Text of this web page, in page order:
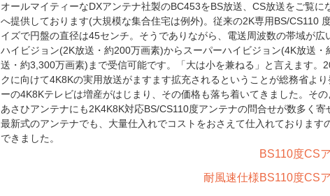
オールマイティーなDXアンテナ社製のBC453をBS放送、CS放送をご覧に
へ提供しております(大規模な集合住宅は例外)。従来の2K専用BS/CS110
イズで円盤の直径は45センチ。そうでありながら、電送周波数の帯域が広
ハイビジョン(2K放送・約200万画素)からスーパーハイビジョン(4K放送・
送・約3,300万画素)まで受信可能です。「大は小を兼ねる」と言えます。
クに向けて4K8Kの実用放送がますます拡充されるということが総務省よ
ーの4K8Kテレビは増産がはじまり、その価格も落ち着いてきました。その
あさひアンテナにも2K4K8K対応BS/CS110度アンテナの問合せが数多く寄
最新式のアンテナでも、大量仕入れでコストをおさえて仕入れております
できました。
BS110度CS
耐風速仕様BS110度CS